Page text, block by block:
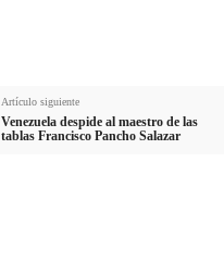
Artículo siguiente
Venezuela despide al maestro de las
tablas Francisco Pancho Salazar